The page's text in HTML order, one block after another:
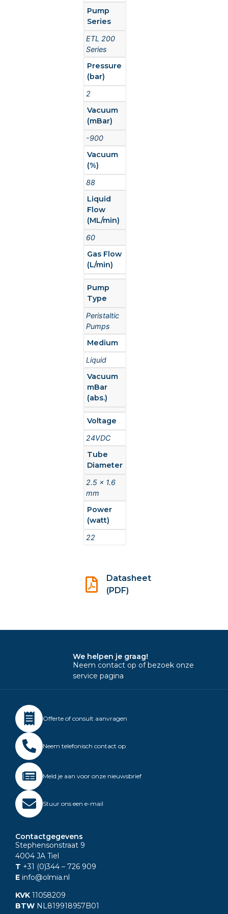
Pump
Series
ETL 200
Series
Pressure
(bar)
2
Vacuum
(mBar)
-900
Vacuum
(%)
88
Liquid
Flow
(ML/min)
60
Gas Flow
(L/min)
Pump
Type
Peristaltic
Pumps
Medium
Liquid
Vacuum
mBar
(abs.)
Voltage
24VDC
Tube
Diameter
2.5 x 1.6
mm
Power
(watt)
22
Datasheet
(PDF)
We helpen je graag!
Neem contact op of bezoek onze
service pagina
Offerte of consult aanvragen
Neem telefonisch contact op
Meld je aan voor onze nieuwsbrief
Stuur ons een e-mail
Contactgegevens
Stephensonstraat 9
4004 JA Tiel
T +31 (0)344 – 726 909
E info@olmia.nl
KVK 11058209
BTW NL819918957B01